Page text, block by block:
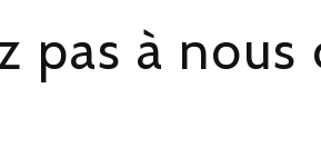
pas à